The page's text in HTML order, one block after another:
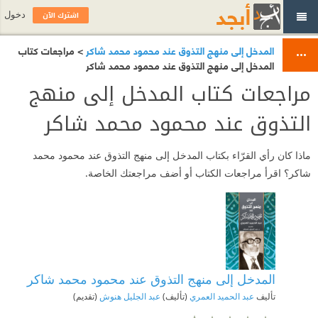
المدخل إلى منهج التذوق عند محمود محمد شاكر > مراجعات كتاب
المدخل إلى منهج التذوق عند محمود محمد شاكر
مراجعات كتاب المدخل إلى منهج
التذوق عند محمود محمد شاكر
ماذا كان رأي القرّاء بكتاب المدخل إلى منهج التذوق عند محمود محمد
شاكر؟ اقرأ مراجعات الكتاب أو أضف مراجعتك الخاصة.
المدخل إلى منهج التذوق عند محمود محمد شاكر
تأليف عبد الحميد العمري (تأليف) عبد الجليل هنوش (تقديم)
اشترك الآن دخول